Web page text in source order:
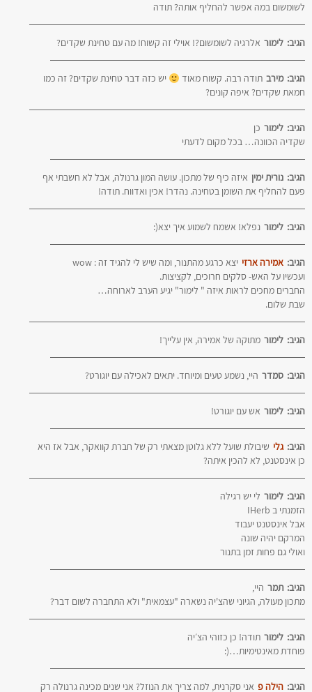
לשומשום במה אפשר להחליף אותה? תודה
לימור הגיב: אלרגיה לשומשום?! אוילי זה קשוח! מה עם טחינת שקדים?
מירב הגיב: תודה רבה. קשוח מאוד
יש כזה דבר טחינת שקדים? זה כמו
חמאת שקדים? איפה קונים?
לימור הגיב:
כן
שקדיה הכוונה… בכל מקום לדעתי
נורית ימין הגיב:
איזה כיף של מתכון. עושה המון גרנולה, אבל לא חשבתי אף
פעם להחליף את השומן בטחינה. נהדר! אכין ואדווח. תודה!
לימור הגיב: נפלא! אשמח לשמוע איך יצא(:
אמירה ארזי הגיב:
יצא כרגע מהתנור, ומה שיש לי להגיד זה : wow
ועכשיו על האש- סלקים חרוכים, לקציצות.
החברים מחכים לראות איזה " לימור" יגיע הערב לארוחה…
שבת שלום.
לימור הגיב: מתוקה של אמירה, אין עלייך!
סמדר הגיב: היי, נשמע טעים ומיוחד. יתאים לאכילה עם יוגורט?
לימור הגיב: אש עם יוגורט!
גלי הגיב:
שיבולת שועל ללא גלוטן מצאתי רק של חברת קוואקר, אבל אז היא
כן אינסטנט, לא להכין איתה?
לימור הגיב:
לי יש רגילה
הזמנתי ב IHerb
אבל אינסטנט יעבוד
המרקם יהיה שונה
ואולי גם פחות זמן בתנור
תמר הגיב:
היי,
מתכון מעולה, הגיוני שהצ'יה נשארה "עצמאית" ולא התחברה לשום דבר?
לימור הגיב:
תודה! כן כזוהי הצ׳יה
פוחדת מאינטימיות…(:
הילה פ הגיב: אני סקרנית, למה צריך את הנוזל? אני שנים מכינה גרנולה רק